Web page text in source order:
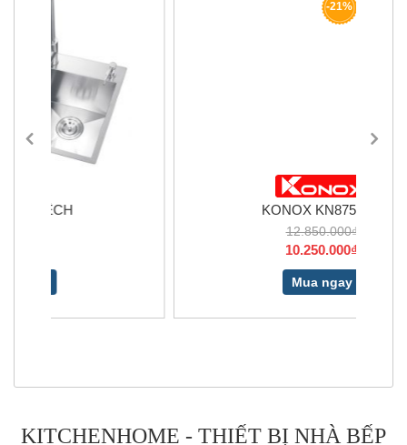
KONOX KN8750DA
KITCHENHOME - THIẾT BỊ NHÀ BẾP